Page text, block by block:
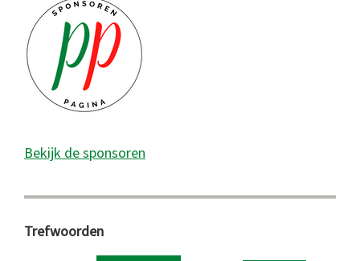
Bekijk de sponsoren
Trefwoorden